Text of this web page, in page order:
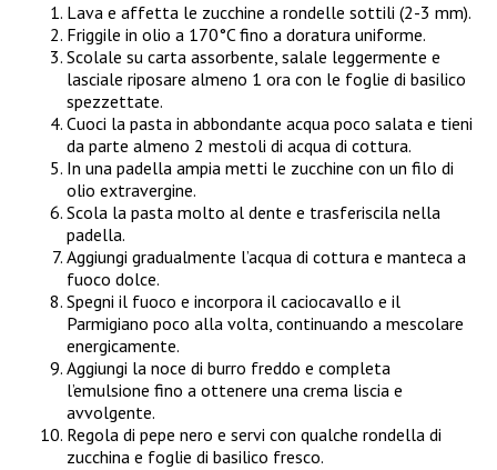
Lava e affetta le zucchine a rondelle sottili (2-3 mm).
Friggile in olio a 170°C fino a doratura uniforme.
Scolale su carta assorbente, salale leggermente e
lasciale riposare almeno 1 ora con le foglie di basilico
spezzettate.
Cuoci la pasta in abbondante acqua poco salata e tieni
da parte almeno 2 mestoli di acqua di cottura.
In una padella ampia metti le zucchine con un filo di
olio extravergine.
Scola la pasta molto al dente e trasferiscila nella
padella.
Aggiungi gradualmente l’acqua di cottura e manteca a
fuoco dolce.
Spegni il fuoco e incorpora il caciocavallo e il
Parmigiano poco alla volta, continuando a mescolare
energicamente.
Aggiungi la noce di burro freddo e completa
l’emulsione fino a ottenere una crema liscia e
avvolgente.
Regola di pepe nero e servi con qualche rondella di
zucchina e foglie di basilico fresco.